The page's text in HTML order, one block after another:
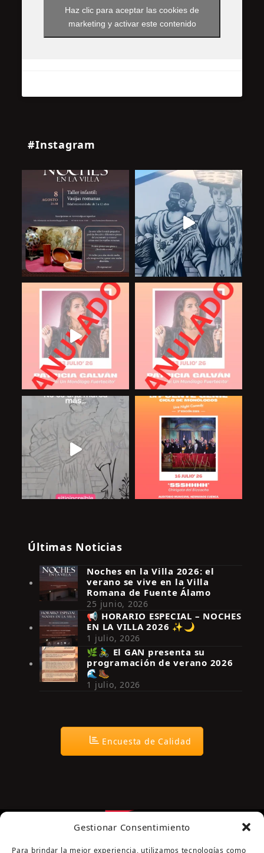
Gestionar Consentimiento
Para brindar la mejor experiencia, utilizamos tecnologías como
Haz clic para aceptar las cookies de
marketing y activar este contenido
#Instagram
Síguenos en Instagram
Últimas Noticias
Noches en la Villa 2026: el
verano se vive en la Villa
Romana de Fuente Álamo
25 junio, 2026
📢 HORARIO ESPECIAL – NOCHES
EN LA VILLA 2026 ✨🌙
1 julio, 2026
🌿🚴‍♂️ El GAN presenta su
programación de verano 2026
🌊🥾
1 julio, 2026
Encuesta de Calidad